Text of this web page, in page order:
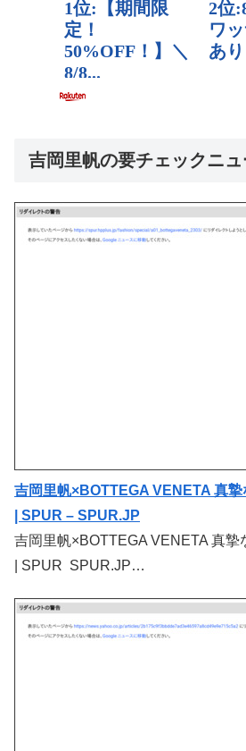
吉岡里帆の要チェックニュ
吉岡里帆×BOTTEGA VENETA 真
| SPUR – SPUR.JP
吉岡里帆×BOTTEGA VENETA 真摯
| SPUR SPUR.JP…